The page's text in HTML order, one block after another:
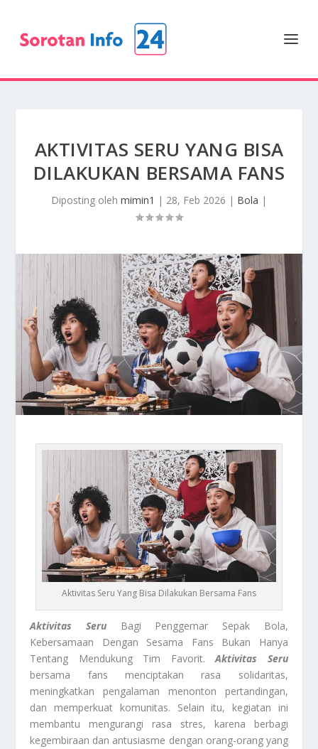
AKTIVITAS SERU YANG BISA
DILAKUKAN BERSAMA FANS
Diposting oleh mimin1 | 28, Feb 2026 | Bola |
Aktivitas Seru Yang Bisa Dilakukan Bersama Fans
Aktivitas Seru Bagi Penggemar Sepak Bola,
Kebersamaan Dengan Sesama Fans Bukan Hanya
Tentang Mendukung Tim Favorit.Aktivitas Seru
bersama fans menciptakan rasa solidaritas,
meningkatkan pengalaman menonton pertandingan,
dan memperkuat komunitas. Selain itu, kegiatan ini
membantu mengurangi rasa stres, karena berbagi
kegembiraan dan antusiasme dengan orang-orang yang